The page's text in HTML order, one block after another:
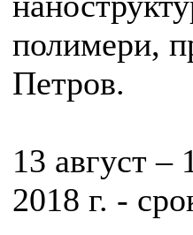
полимери,
Петров.
13 август –
2018 г. -